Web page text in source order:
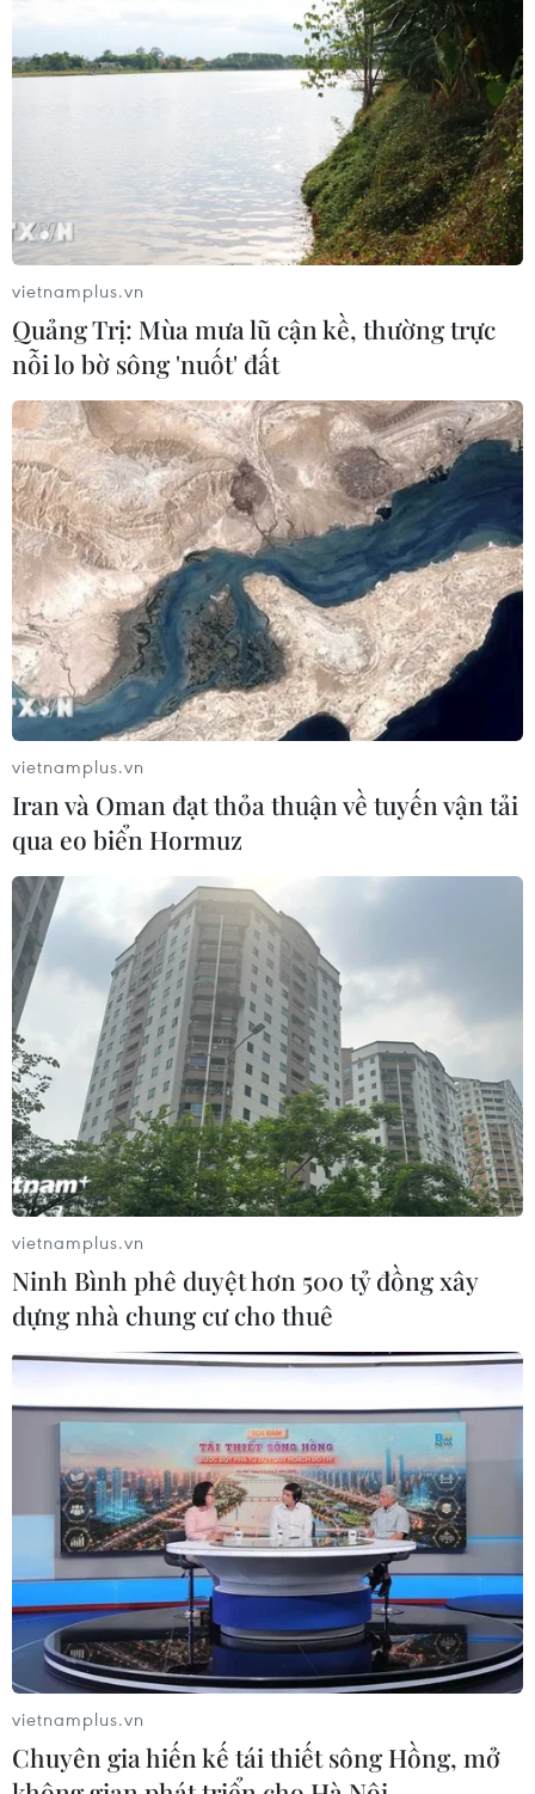
vietnamplus.vn
Quảng Trị: Mùa mưa lũ cận kề, thường trực
nỗi lo bờ sông 'nuốt' đất
vietnamplus.vn
Iran và Oman đạt thỏa thuận về tuyến vận tải
qua eo biển Hormuz
vietnamplus.vn
Ninh Bình phê duyệt hơn 500 tỷ đồng xây
dựng nhà chung cư cho thuê
vietnamplus.vn
Chuyên gia hiến kế tái thiết sông Hồng, mở